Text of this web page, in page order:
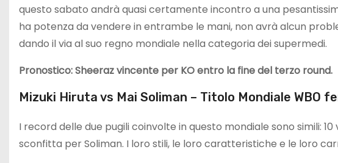
questo sabato andrà quasi certamente incontro a una
ha potenza da vendere in entrambe le mani, non avrà alcun
dando il via al suo regno mondiale nella categoria dei supermedi.
Pronostico: Sheeraz vincente per KO entro la fine del terzo round.
Mizuki Hiruta vs Mai Soliman – Titolo Mondiale WBO
I record delle due pugili coinvolte in questo mondiale sono simili:
sconfitta per Soliman. I loro stili, le loro caratteristiche e le loro